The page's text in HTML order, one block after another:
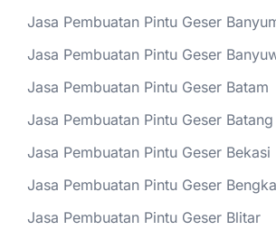
Jasa Pembuatan Pintu Geser
Jasa Pembuatan Pintu Geser
Jasa Pembuatan Pintu Geser Batam
Jasa Pembuatan Pintu Geser Batang
Jasa Pembuatan Pintu Geser Bekasi
Jasa Pembuatan Pintu Geser
Jasa Pembuatan Pintu Geser Blitar